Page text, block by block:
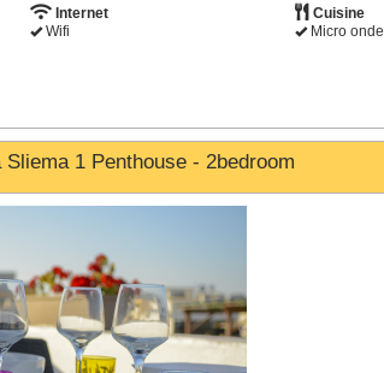
Internet
Wifi
Cuisine
Micro onde
1 Penthouse - 2bedroom